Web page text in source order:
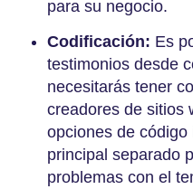
para su negocio.
Codificación: Es
testimonios desde
necesitarás tener
creadores de sitios
opciones de
principal separado
problemas con el